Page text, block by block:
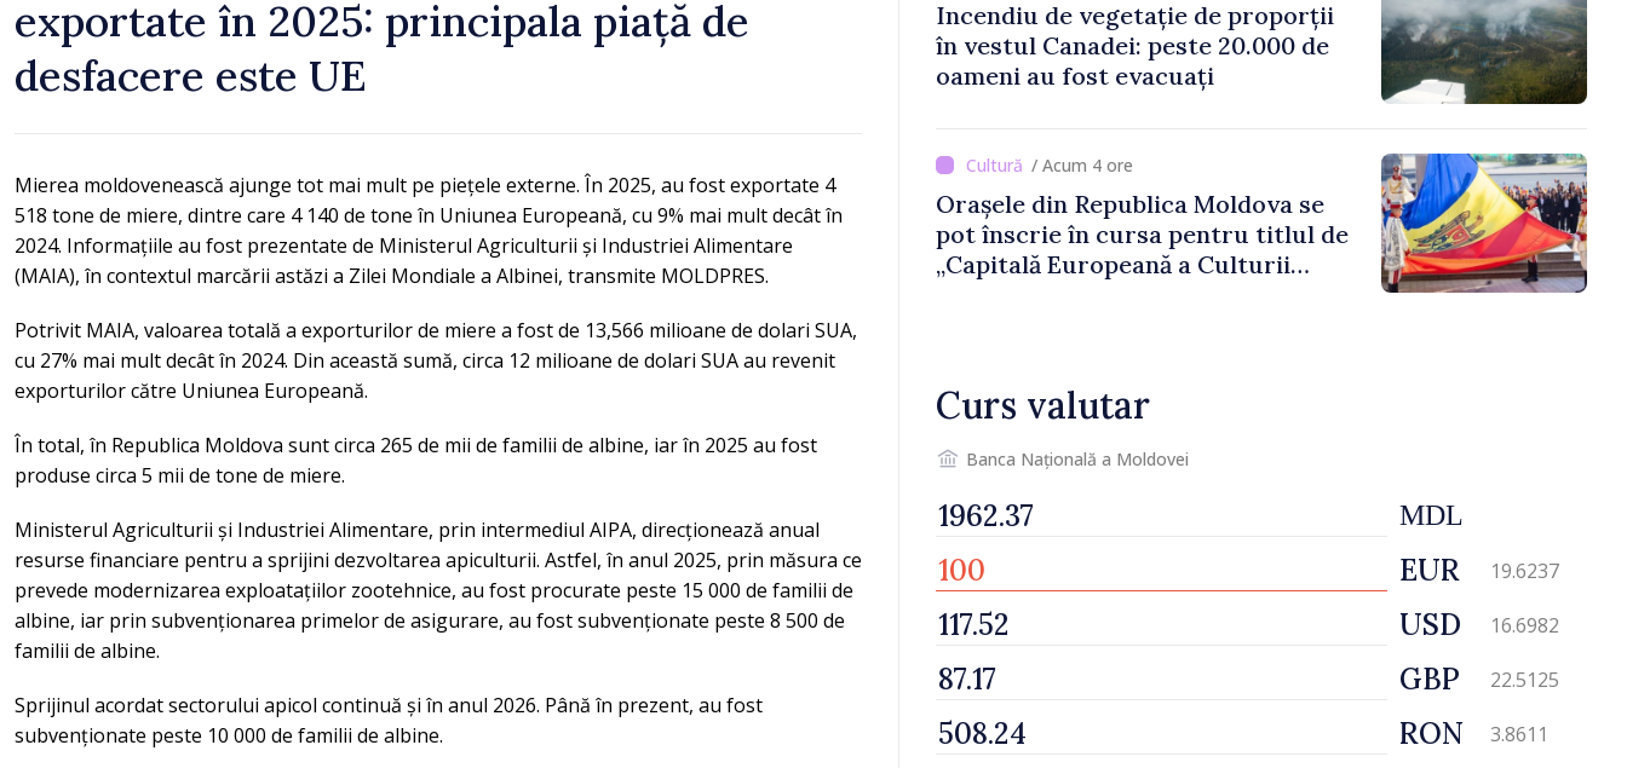
exportate în 2025: principala piață de
desfacere este UE
Mierea moldovenească ajunge tot mai mult pe piețele externe. În 2025, au fost exportate 4
518 tone de miere, dintre care 4 140 de tone în Uniunea Europeană, cu 9% mai mult decât în
2024. Informațiile au fost prezentate de Ministerul Agriculturii și Industriei Alimentare
(MAIA), în contextul marcării astăzi a Zilei Mondiale a Albinei, transmite MOLDPRES.
Potrivit MAIA, valoarea totală a exporturilor de miere a fost de 13,566 milioane de dolari SUA,
cu 27% mai mult decât în 2024. Din această sumă, circa 12 milioane de dolari SUA au revenit
exporturilor către Uniunea Europeană.
În total, în Republica Moldova sunt circa 265 de mii de familii de albine, iar în 2025 au fost
produse circa 5 mii de tone de miere.
Ministerul Agriculturii și Industriei Alimentare, prin intermediul AIPA, direcționează anual
resurse financiare pentru a sprijini dezvoltarea apiculturii. Astfel, în anul 2025, prin măsura ce
prevede modernizarea exploatațiilor zootehnice, au fost procurate peste 15 000 de familii de
albine, iar prin subvenționarea primelor de asigurare, au fost subvenționate peste 8 500 de
familii de albine.
Sprijinul acordat sectorului apicol continuă și în anul 2026. Până în prezent, au fost
subvenționate peste 10 000 de familii de albine.
Incendiu de vegetație de proporții
în vestul Canadei: peste 20.000 de
oameni au fost evacuați
/ Acum 4 ore
Orașele din Republica Moldova se
pot înscrie în cursa pentru titlul de
„Capitală Europeană a Culturii
Curs valutar
Banca Națională a Moldovei
MDL
EUR 19.6237
USD 16.6982
GBP 22.5125
RON 3.8611